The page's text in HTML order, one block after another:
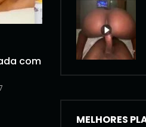
com
MELHORES